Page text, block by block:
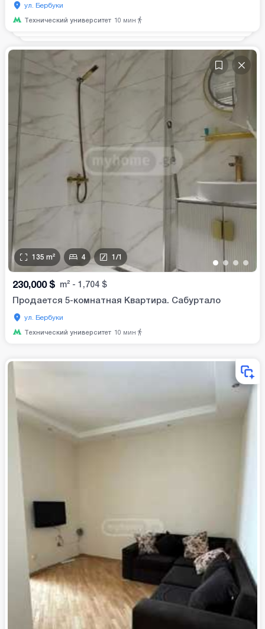
ул. Бербуки
Технический университет 10 мин
• • • •
135 m² 4 1 /1
230,000 $ m² - 1,704 $
Продается 5-комнатная Квартира. Сабуртало
ул. Бербуки
Технический университет 10 мин